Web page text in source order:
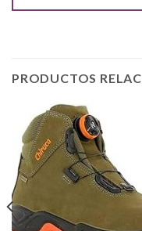
PRODUCTOS